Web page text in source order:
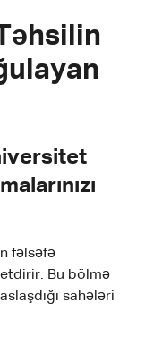
fəlsəfə
Bu bölmə
sahələri